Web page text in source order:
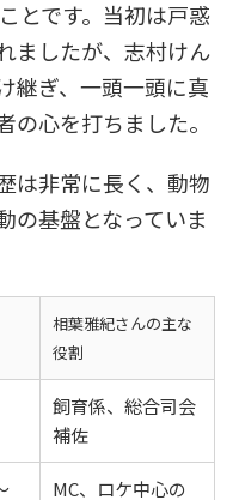
とです。当初は戸惑
ましたが、志村けん
継ぎ、一頭一頭に真
心を打ちました。
は非常に長く、動物
の基盤となっていま
相葉雅紀さんの主な
役割
飼育係、総合司会
補佐
MC、ロケ中心の